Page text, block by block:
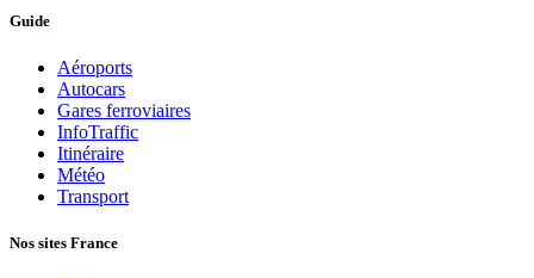
Guide
Aéroports
Autocars
Gares ferroviaires
InfoTraffic
Itinéraire
Météo
Transport
Nos sites France